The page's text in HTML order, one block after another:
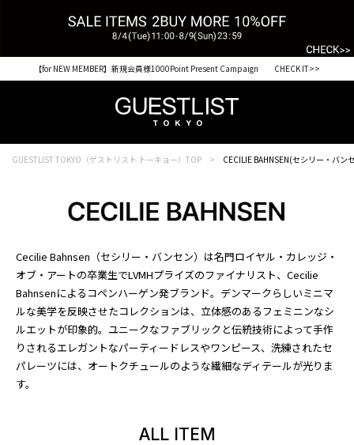
税込33,000円以上ご購入で送料無料 CHECK IT>>
【for NEW MEMBER】新規会員様1000Point Present Campaign CHECK IT>>
GUESTLIST TOKYO（ゲストリスト トーキョー）TOP CECILIE BAHNSEN(セシリー・バン
Cecilie Bahnsen（セシリー・バンセン）は名門ロイヤル・カレッジ・
オブ・アートの卒業生でLVMHプライズのファイナリスト、Cecilie
Bahnsenによるコペンハーゲン発ブランド。デンマークらしいミニマ
ルな美学を反映させたコレクションは、立体感のあるフェミニンなシ
ルエットが印象的。ユニークなファブリックと伝統技術によって手作
りされるエレガントなパーティードレスやワンピース、洗練されたセ
パレーツには、オートクチュールのような繊細なディテールが光りま
す。
ALL ITEM